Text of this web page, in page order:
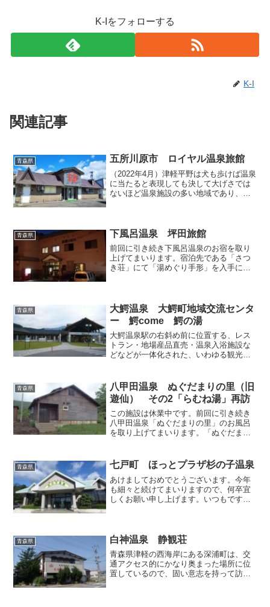
K-Iをフォローする
K-I
関連記事
青森県 五所川原市 ロイヤル温泉旅館
（2022年4月）津軽平野は犬も歩けば温泉
に当たると表現しても決して大げさでは
ないほど温泉施設の多い地域であり、そ
いります。今回取り...
青森県 下風呂温泉 坪田旅館
前回に引き続き下風呂温泉のお宿を取り
上げてまいります。宿泊先である「さつ
き荘」にて「湯めぐり手形」を入手に
目は「新湯公衆浴場」の目...
青森県
大鰐温泉 大鰐町地域交流センタ
ー 鰐come 鰐の湯
大鰐温泉駅の右斜め前に位置する、レス
トラン・地場産品直売・温泉入浴施設な
どなどが一体化された、いわゆる観光客
雨後の筍のように誕生しており、少々食
傷ぎみではありますが、昭...
青森県
八甲田温泉 ぬぐだまりの里（旧
遊仙） その2「らむね湯」再訪
この施設は休業中です。前回に引き続き
八甲田温泉「ぬぐだまりの里」のお風呂
を取り上げてまいります。「ぬぐだまり
である「らむね湯」という２つのお風呂
が、それぞれ独立した湯屋...
青森県 七戸町 ほっとプラザ杉の子温泉
あけましておめでとうございます。今年
も細々と続けてまいりますので、何卒宜
しくお願い申し上げます。いつもですと
たため、華々しくご紹介で...
青森県 白神温泉 静観荘
青森県津軽の西海岸にある深浦町は、交
通アクセス的にかなり奥まった場所に位
置しているので、固い意志を持って訪れ